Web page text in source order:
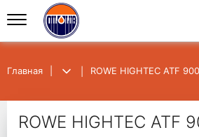
Главная ROWE HIGHTEC ATF
ROWE HIGHTEC ATF